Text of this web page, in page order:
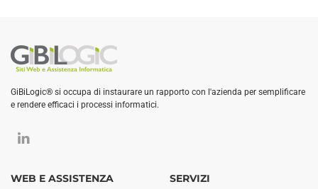
GiBiLogic® si occupa di instaurare un rapporto con l'azienda per semplificare
e rendere efficaci i processi informatici.
WEB E ASSISTENZA SERVIZI